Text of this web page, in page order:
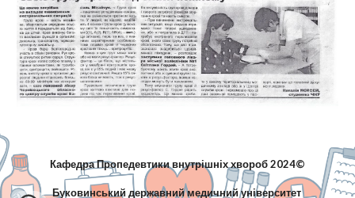
Кафедра Пропедевтики внутрішніх хвороб 2024©
Буковинський державний медичний університет